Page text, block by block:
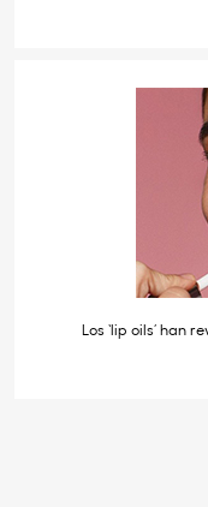
Los ‘lip oils’ han